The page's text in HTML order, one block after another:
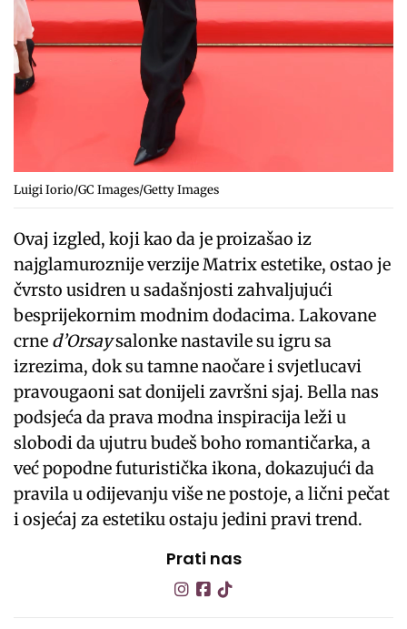
Luigi Iorio/GC Images/Getty Images
Ovaj izgled, koji kao da je proizašao iz
najglamuroznije verzije Matrix estetike, ostao je
čvrsto usidren u sadašnjosti zahvaljujući
besprijekornim modnim dodacima. Lakovane
crne d’Orsaysalonke nastavile su igru sa
izrezima, dok su tamne naočare i svjetlucavi
pravougaoni sat donijeli završni sjaj. Bella nas
podsjeća da prava modna inspiracija leži u
slobodi da ujutru budeš boho romantičarka, a
već popodne futuristička ikona, dokazujući da
pravila u odijevanju više ne postoje, a lični pečat
i osjećaj za estetiku ostaju jedini pravi trend.
Prati nas